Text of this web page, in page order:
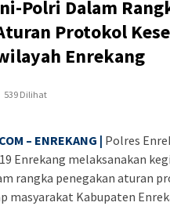
Polri Dalam
Protokol
Enrekang
539 Dilihat
– ENREKANG | Polres
Enrekang melaksanakan
rangka penegakan aturan
masyarakat Kabupaten